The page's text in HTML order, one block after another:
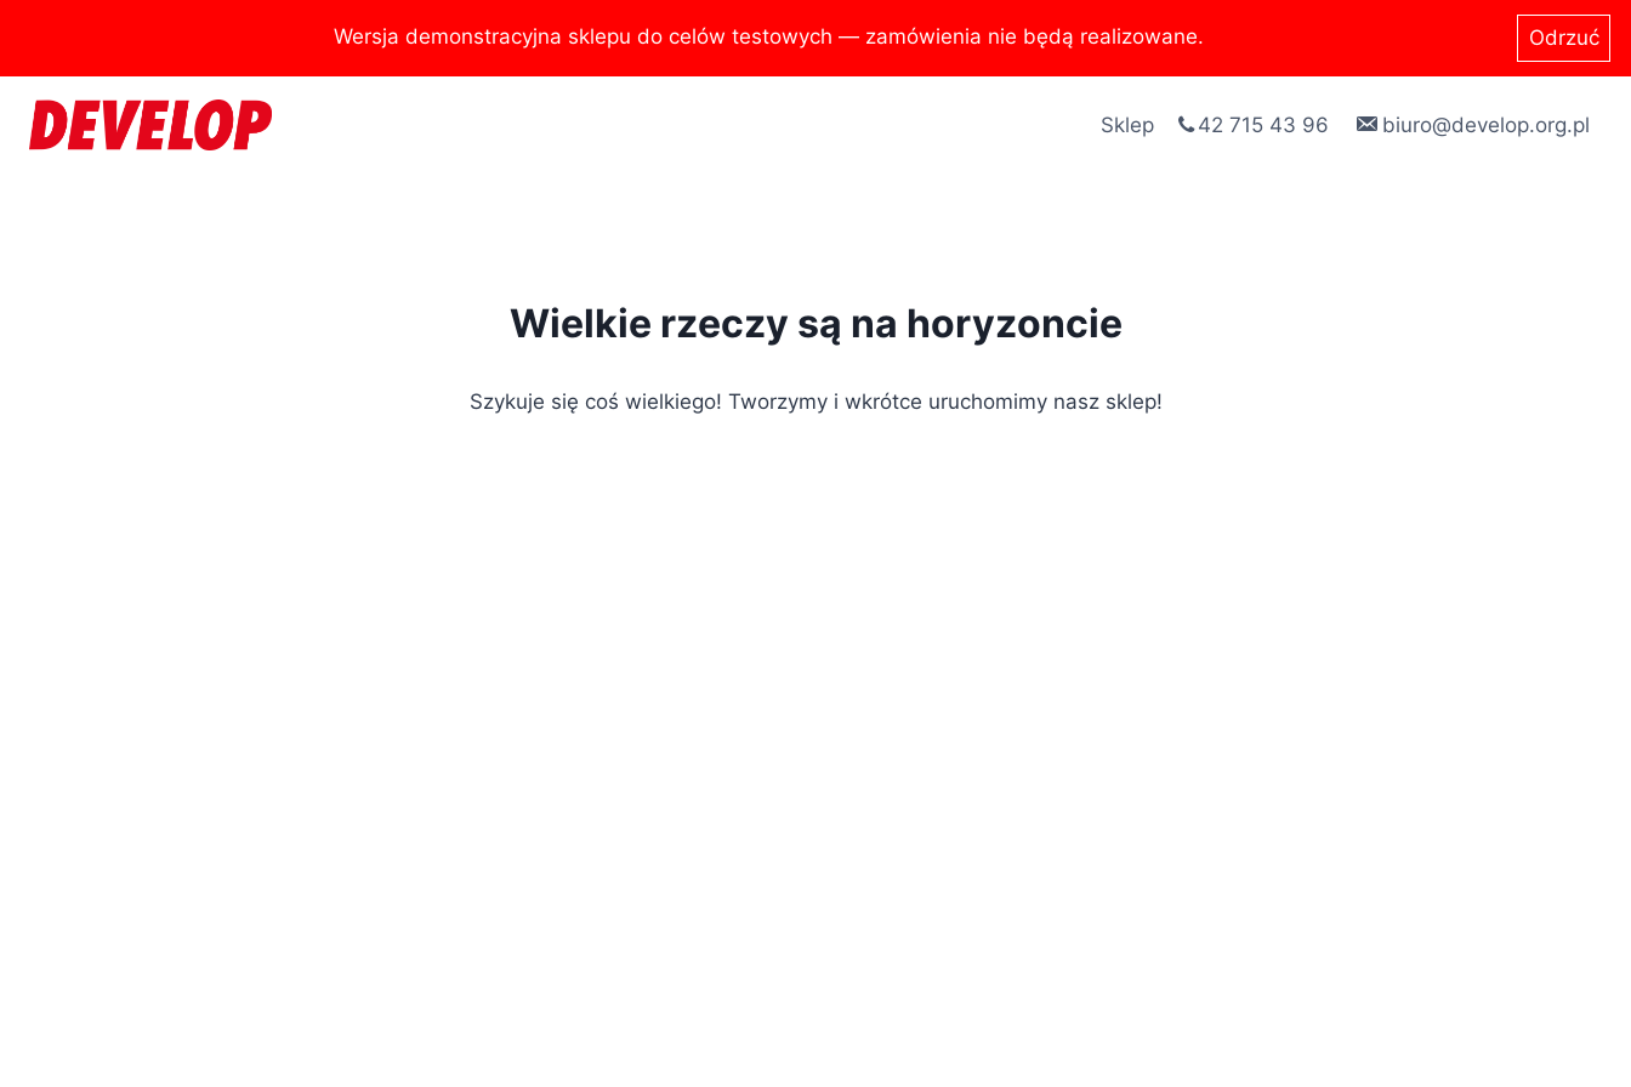
treści
Wersja demonstracyjna sklepu do celów testowych — zamówienia nie będą realizowane. Odrzuć
Sklep 42 715 43 96 biuro@develop.org.pl
Wielkie rzeczy są na horyzoncie
Szykuje się coś wielkiego! Tworzymy i wkrótce uruchomimy nasz sklep!